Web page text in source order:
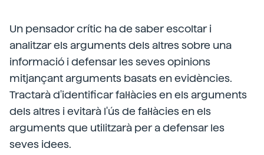
Un pensador crític ha de saber escoltar i
analitzar els arguments dels altres sobre una
informació i defensar les seves opinions
mitjançant arguments basats en evidències.
Tractarà d'identificar fal·làcies en els arguments
dels altres i evitarà l'ús de fal·làcies en els
arguments que utilitzarà per a defensar les
seves idees.